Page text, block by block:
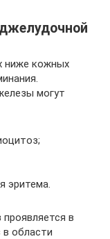
ниже кожных
могут
эритема.
в
в области